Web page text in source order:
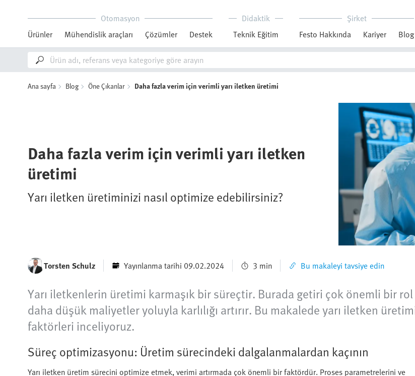
Otomasyon
Ürünler
Mühendislik araçları Çözümler Destek
Didaktik
Teknik Eğitim
Şirket
Festo Hakkında
Kariyer Blog
Ana sayfa Blog Öne Çıkanlar Daha fazla verim için verimli yarı iletken üretimi
Daha fazla verim için verimli yarı iletken
üretimi
Yarı iletken üretiminizi nasıl optimize edebilirsiniz?
Torsten Schulz Yayınlanma tarihi 09.02.2024 3 min Bu makaleyi tavsiye edin
Yarı iletkenlerin üretimi karmaşık bir süreçtir. Burada getiri çok önemli bir rol
daha düşük maliyetler yoluyla karlılığı artırır. Bu makalede yarı iletken
faktörleri inceliyoruz.
Süreç optimizasyonu: Üretim sürecindeki dalgalanmalardan kaçının
Yarı iletken üretim sürecini optimize etmek, verimi artırmada çok önemli bir faktördür. Proses parametrelerini ve